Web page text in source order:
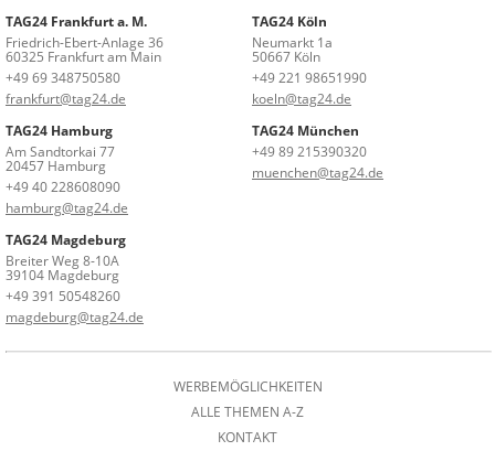
TAG24 Frankfurt a. M.
Friedrich-Ebert-Anlage 36
60325 Frankfurt am Main
+49 69 348750580
frankfurt@tag24.de
TAG24 Köln
Neumarkt 1a
50667 Köln
+49 221 98651990
koeln@tag24.de
TAG24 Hamburg
Am Sandtorkai 77
20457 Hamburg
+49 40 228608090
hamburg@tag24.de
TAG24 München
+49 89 215390320
muenchen@tag24.de
TAG24 Magdeburg
Breiter Weg 8-10A
39104 Magdeburg
+49 391 50548260
magdeburg@tag24.de
WERBEMÖGLICHKEITEN
ALLE THEMEN A-Z
KONTAKT